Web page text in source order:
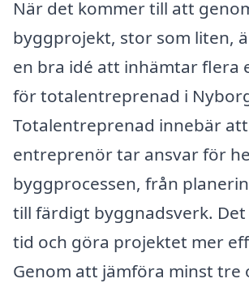
När det kommer till att
byggprojekt, stor som liten,
en bra idé att inhämtar flera
för totalentreprenad i
Totalentreprenad innebär
entreprenör tar ansvar för
byggprocessen, från
till färdigt byggnadsverk. Det
tid och göra projektet mer
Genom att jämföra minst tre